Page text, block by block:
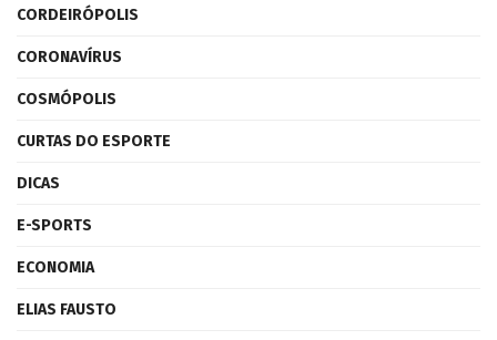
CORDEIRÓPOLIS
CORONAVÍRUS
COSMÓPOLIS
CURTAS DO ESPORTE
DICAS
E-SPORTS
ECONOMIA
ELIAS FAUSTO